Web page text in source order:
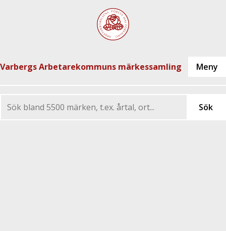
Varbergs Arbetarekommuns märkessamling